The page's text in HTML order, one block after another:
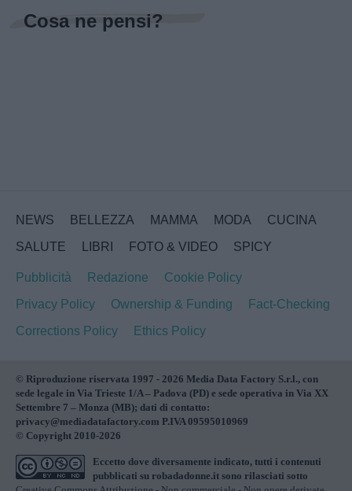
Cosa ne pensi?
NEWS BELLEZZA MAMMA MODA
CUCINA
SALUTE
LIBRI FOTO & VIDEO SPICY
Pubblicità Redazione
Cookie Policy
Privacy Policy
Ownership & Funding
Fact-Checking
Corrections Policy
Ethics Policy
© Riproduzione riservata 1997 - 2026 Media Data Factory S.r.l., con
sede legale in Via Trieste 1/A – Padova (PD) e sede operativa in Via XX
Settembre 7 – Monza (MB); dati di contatto:
privacy@mediadatafactory.com P.IVA 09595010969
© Copyright 2010-2026
Eccetto dove diversamente indicato, tutti i contenuti
pubblicati su robadadonne.it sono rilasciati sotto